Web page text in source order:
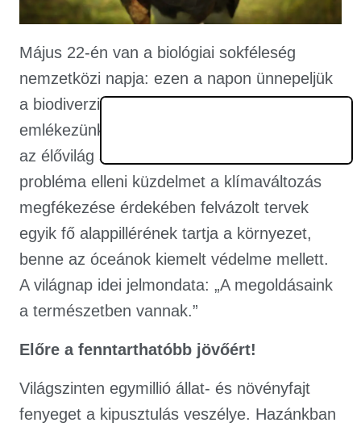
Május 22-én van a biológiai sokféleség
nemzetközi napja: ezen a napon ünnepeljük
a biodiverzitást. Magyarországon 2005 óta
emlékezünk meg arról, hogy veszélyben van
az élővilág sokszínűsége. Az UNESCO a
probléma elleni küzdelmet a klímaváltozás
megfékezése érdekében felvázolt tervek
egyik fő alappillérének tartja a környezet,
benne az óceánok kiemelt védelme mellett.
A világnap idei jelmondata: „A megoldásaink
a természetben vannak.”
Előre a fenntarthatóbb jövőért!
Világszinten egymillió állat- és növényfajt
fenyeget a kipusztulás veszélye. Hazánkban